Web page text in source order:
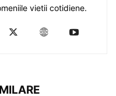
vietii cotidiene.